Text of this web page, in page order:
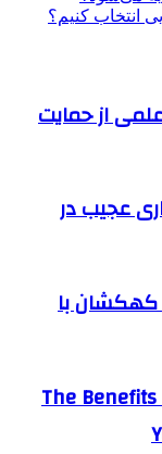
انتخاب کنیم؟
از حمایت
عجیب در
کهکشان با
The